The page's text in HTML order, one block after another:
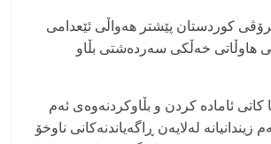
کوردستان پێشتر هەواڵی ئێعدامی
خەڵکی سەردەشتی بڵاو
کاتی ئامادە کردن و بڵاوکردنەوەی ئەم
زیندانیانە لەلایەن ڕاگەیاندنەکانی ناوخۆ